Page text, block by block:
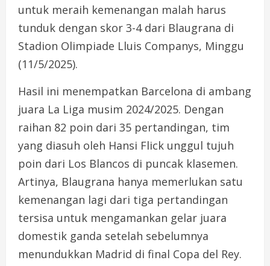
untuk meraih kemenangan malah harus
tunduk dengan skor 3-4 dari Blaugrana di
Stadion Olimpiade Lluis Companys, Minggu
(11/5/2025).
Hasil ini menempatkan Barcelona di ambang
juara La Liga musim 2024/2025. Dengan
raihan 82 poin dari 35 pertandingan, tim
yang diasuh oleh Hansi Flick unggul tujuh
poin dari Los Blancos di puncak klasemen.
Artinya, Blaugrana hanya memerlukan satu
kemenangan lagi dari tiga pertandingan
tersisa untuk mengamankan gelar juara
domestik ganda setelah sebelumnya
menundukkan Madrid di final Copa del Rey.